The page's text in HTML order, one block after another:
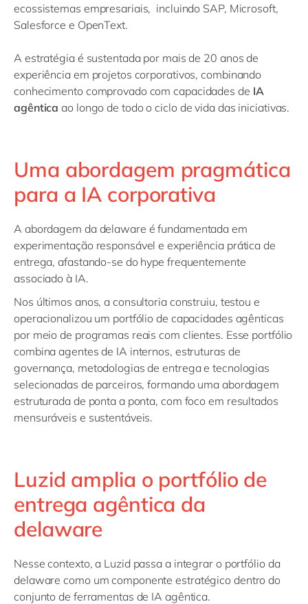
ecossistemas empresariais, incluindo SAP, Microsoft,
Salesforce e OpenText.
A estratégia é sustentada por mais de 20 anos de
experiência em projetos corporativos, combinando
conhecimento comprovado com capacidades de IA
agêntica ao longo de todo o ciclo de vida das iniciativas.
Uma abordagem pragmática
para a IA corporativa
A abordagem da delaware é fundamentada em
experimentação responsável e experiência prática de
entrega, afastando-se do hype frequentemente
associado à IA.
Nos últimos anos, a consultoria construiu, testou e
operacionalizou um portfólio de capacidades agênticas
por meio de programas reais com clientes. Esse portfólio
combina agentes de IA internos, estruturas de
governança, metodologias de entrega e tecnologias
selecionadas de parceiros, formando uma abordagem
estruturada de ponta a ponta, com foco em resultados
mensuráveis e sustentáveis.
Luzid amplia o portfólio de
entrega agêntica da
delaware
Nesse contexto, a Luzid passa a integrar o portfólio da
delaware como um componente estratégico dentro do
conjunto de ferramentas de IA agêntica.